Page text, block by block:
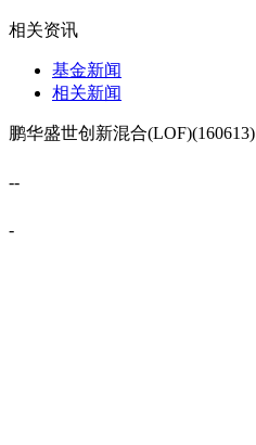
相关资讯
基金新闻
相关新闻
鹏华盛世创新混合(LOF)(160613)
--
-